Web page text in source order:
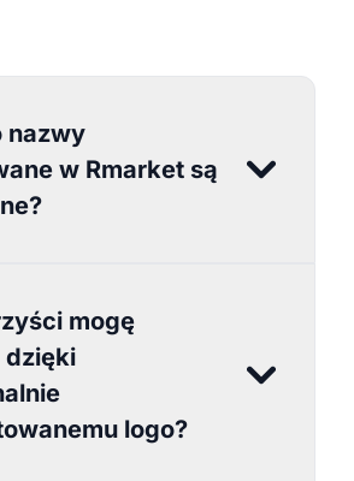
nazwy
w Rmarket są
mogę
dzięki
logo?